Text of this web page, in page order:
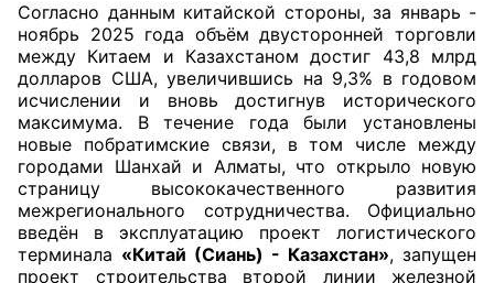
Согласно данным китайской стороны, за январь -
ноябрь 2025 года объём двусторонней торговли
между Китаем и Казахстаном достиг 43,8 млрд
долларов США, увеличившись на 9,3% в годовом
исчислении и вновь достигнув исторического
максимума. В течение года были установлены
новые побратимские связи, в том числе между
городами Шанхай и Алматы, что открыло новую
страницу высококачественного развития
межрегионального сотрудничества.
Официально
введён в эксплуатацию проект логистического
терминала «Китай (Сиань) - Казахстан», запущен
проект строительства второй линии железной